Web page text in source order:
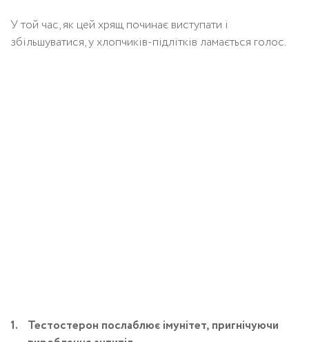
У той час, як цей хрящ починає виступати і
збільшуватися, у хлопчиків-підлітків ламається голос.
Тестостерон послаблює імунітет, пригнічуючи